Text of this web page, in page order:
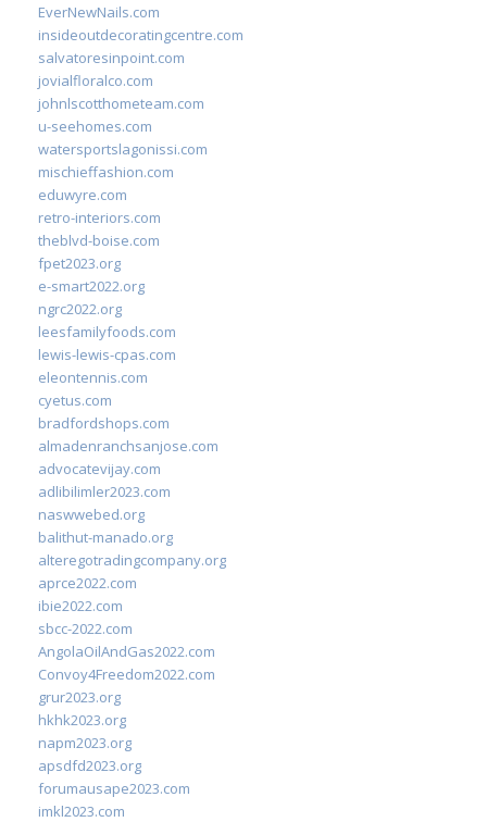
EverNewNails.com
insideoutdecoratingcentre.com
salvatoresinpoint.com
jovialfloralco.com
johnlscotthometeam.com
u-seehomes.com
watersportslagonissi.com
mischieffashion.com
eduwyre.com
retro-interiors.com
theblvd-boise.com
fpet2023.org
e-smart2022.org
ngrc2022.org
leesfamilyfoods.com
lewis-lewis-cpas.com
eleontennis.com
cyetus.com
bradfordshops.com
almadenranchsanjose.com
advocatevijay.com
adlibilimler2023.com
naswwebed.org
balithut-manado.org
alteregotradingcompany.org
aprce2022.com
ibie2022.com
sbcc-2022.com
AngolaOilAndGas2022.com
Convoy4Freedom2022.com
grur2023.org
hkhk2023.org
napm2023.org
apsdfd2023.org
forumausape2023.com
imkl2023.com